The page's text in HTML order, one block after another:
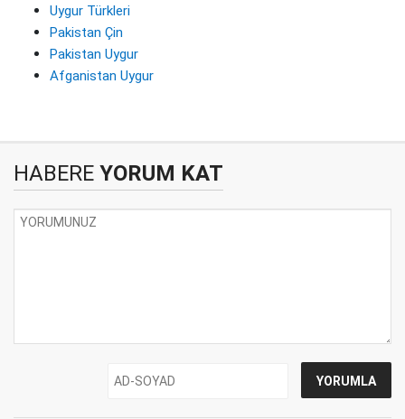
Uygur Türkleri
Pakistan Çin
Pakistan Uygur
Afganistan Uygur
HABERE YORUM KAT